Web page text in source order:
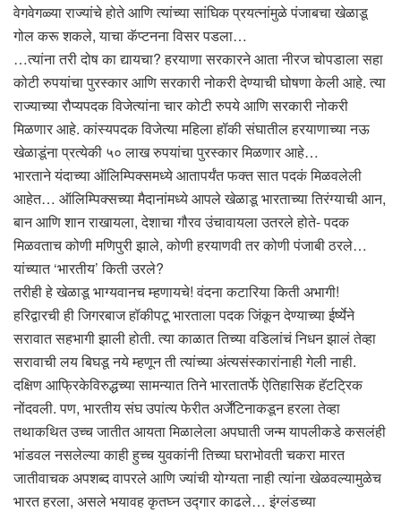
वेगवेगळ्या राज्यांचे होते आणि त्यांच्या सांघिक प्रयत्नांमुळे पंजाबचा खेळाडू
गोल करू शकले, याचा कॅप्टनना विसर पडला…
…त्यांना तरी दोष का द्यायचा? हरयाणा सरकारने आता नीरज चोपडाला सहा
कोटी रुपयांचा पुरस्कार आणि सरकारी नोकरी देण्याची घोषणा केली आहे. त्या
राज्याच्या रौप्यपदक विजेत्यांना चार कोटी रुपये आणि सरकारी नोकरी
मिळणार आहे. कांस्यपदक विजेत्या महिला हॉकी संघातील हरयाणाच्या नऊ
खेळाडूंना प्रत्येकी ५० लाख रुपयांचा पुरस्कार मिळणार आहे…
भारताने यंदाच्या ऑलिम्पिक्समध्ये आतापर्यंत फक्त सात पदकं मिळवलेली
आहेत… ऑलिम्पिक्सच्या मैदानांमध्ये आपले खेळाडू भारताच्या तिरंग्याची आन,
बान आणि शान राखायला, देशाचा गौरव उंचावायला उतरले होते- पदक
मिळवताच कोणी मणिपुरी झाले, कोणी हरयाणवी तर कोणी पंजाबी ठरले…
यांच्यात ‘भारतीय’ किती उरले?
तरीही हे खेळाडू भाग्यवानच म्हणायचे! वंदना कटारिया किती अभागी!
हरिद्वारची ही जिगरबाज हॉकीपटू भारताला पदक जिंकून देण्याच्या ईर्ष्येने
सरावात सहभागी झाली होती. त्या काळात तिच्या वडिलांचं निधन झालं तेव्हा
सरावाची लय बिघडू नये म्हणून ती त्यांच्या अंत्यसंस्कारांनाही गेली नाही.
दक्षिण आफ्रिकेविरुद्धच्या सामन्यात तिने भारतातर्फे ऐतिहासिक हॅटट्रिक
नोंदवली. पण, भारतीय संघ उपांत्य फेरीत अर्जेंटिनाकडून हरला तेव्हा
तथाकथित उच्च जातीत आयता मिळालेला अपघाती जन्म यापलीकडे कसलंही
भांडवल नसलेल्या काही हुच्च युवकांनी तिच्या घराभोवती चकरा मारत
जातीवाचक अपशब्द वापरले आणि ज्यांची योग्यता नाही त्यांना खेळवल्यामुळेच
भारत हरला, असले भयावह कृतघ्न उद्गार काढले… इंग्लंडच्या